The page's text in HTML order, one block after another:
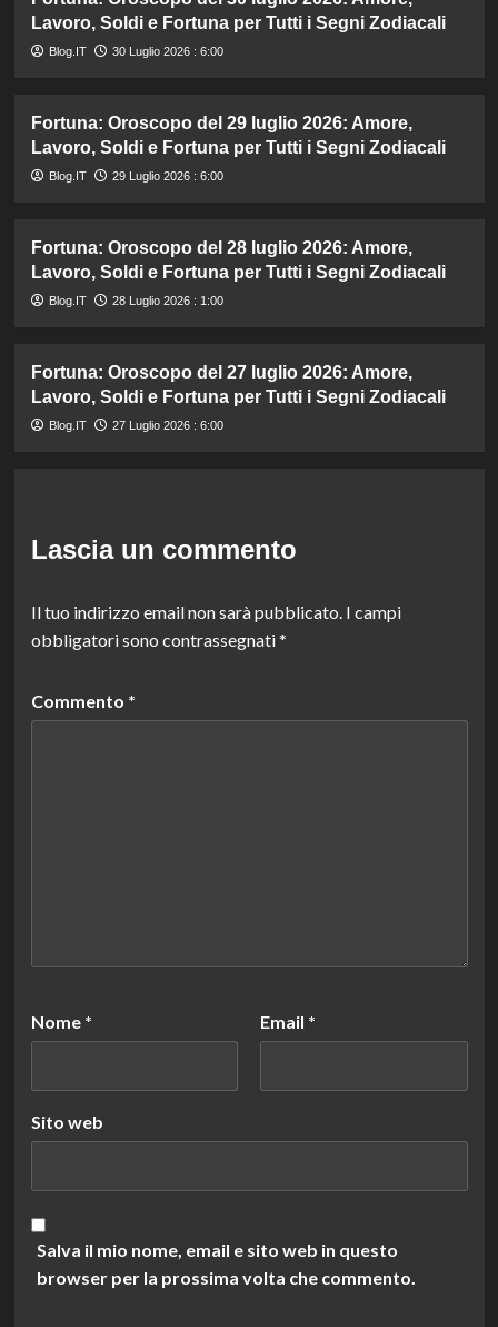
Lavoro, Soldi e Fortuna per Tutti i Segni Zodiacali
Blog.IT 30 Luglio 2026 : 6:00
Fortuna: Oroscopo del 29 luglio 2026: Amore,
Lavoro, Soldi e Fortuna per Tutti i Segni Zodiacali
Blog.IT 29 Luglio 2026 : 6:00
Fortuna: Oroscopo del 28 luglio 2026: Amore,
Lavoro, Soldi e Fortuna per Tutti i Segni Zodiacali
Blog.IT 28 Luglio 2026 : 1:00
Fortuna: Oroscopo del 27 luglio 2026: Amore,
Lavoro, Soldi e Fortuna per Tutti i Segni Zodiacali
Blog.IT 27 Luglio 2026 : 6:00
Lascia un commento
Il tuo indirizzo email non sarà pubblicato. I campi
obbligatori sono contrassegnati*
Commento *
Nome * Email *
Sito web
Salva il mio nome, email e sito web in questo
browser per la prossima volta che commento.